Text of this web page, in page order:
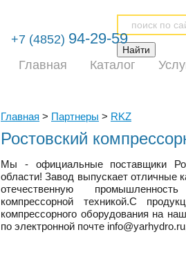
+7 (4852) 94-29-59
Главная Каталог
Главная > Партнеры > RKZ
Ростовский
Мы - официальные поставщики
области! Завод выпускает отличные
отечественную
компрессорной техникой.С
компрессорного оборудования на
по электронной почте